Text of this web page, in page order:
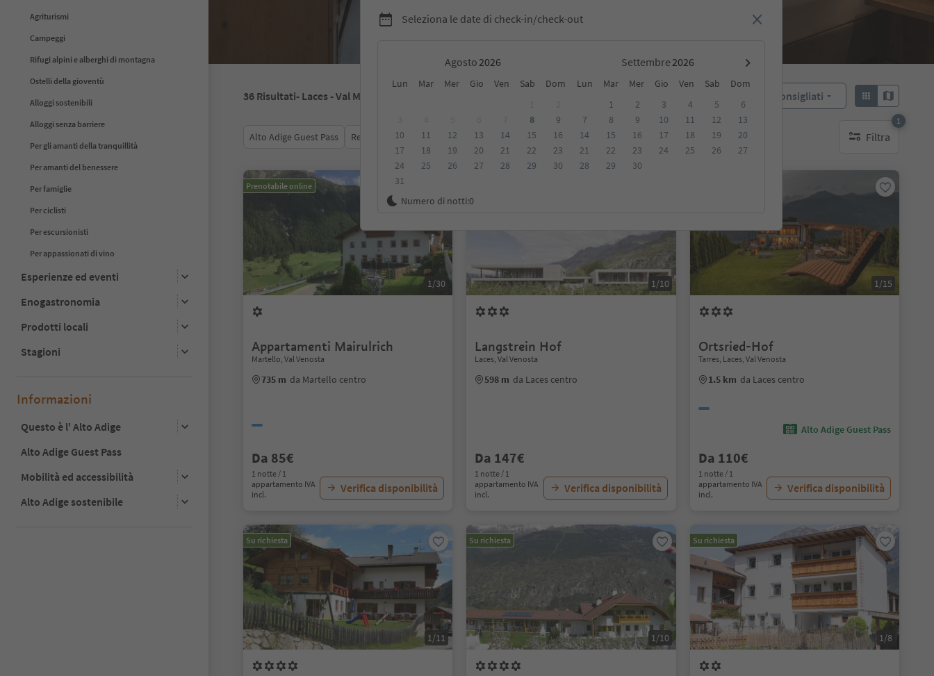
Agriturismi
Campeggi
Rifugi alpini e alberghi di montagna
Ostelli della gioventù
Alloggi sostenibili
Alloggi senza barriere
Per gli amanti della tranquillità
Per amanti del benessere
Per famiglie
Per ciclisti
Per escursionisti
Per appassionati di vino
Esperienze ed eventi
Enogastronomia
Prodotti locali
Stagioni
Informazioni
Questo è l' Alto Adige
Alto Adige Guest Pass
Mobilità ed accessibilità
Alto Adige sostenibile
Seleziona le date di check-in/check-out
Agosto Settembre
Lun Mar Mer Gio Ven Sab Dom Lun Mar Mer Gio Ven Sab
Dom
8
9
10
11 12 13 14 15
16
17
18 19 20 21 22
23
24
25 26 27 28 29
30
31
1 2 3 4 5
6
7
8 9 10 11 12
13
14
15 16 17 18 19
20
21
22 23 24 25 26
27
28
29 30
Numero di notti:0
36 Risultati- Laces - Val Martello Consigliati
Alto Adige Guest Pass Recensioni Categoria Trattamento Alloggi sostenibili Filtra
1
1 filtro attivo
Prenotabile online
1/30
Appartamenti Mairulrich
Martello, Val Venosta
735 m da Martello centro
Da 85€
1 notte / 1
appartamento IVA
incl.
Verifica disponibilità
1/10
Langstrein Hof
Laces, Val Venosta
598 m da Laces centro
Da 147€
1 notte / 1
appartamento IVA
incl.
Verifica disponibilità
1/15
Ortsried-Hof
Tarres, Laces, Val Venosta
1.5 km da Laces centro
Alto Adige Guest Pass
Da 110€
1 notte / 1
appartamento IVA
incl.
Verifica disponibilità
Su richiesta
1/11
Su richiesta
1/10
Su richiesta
1/8